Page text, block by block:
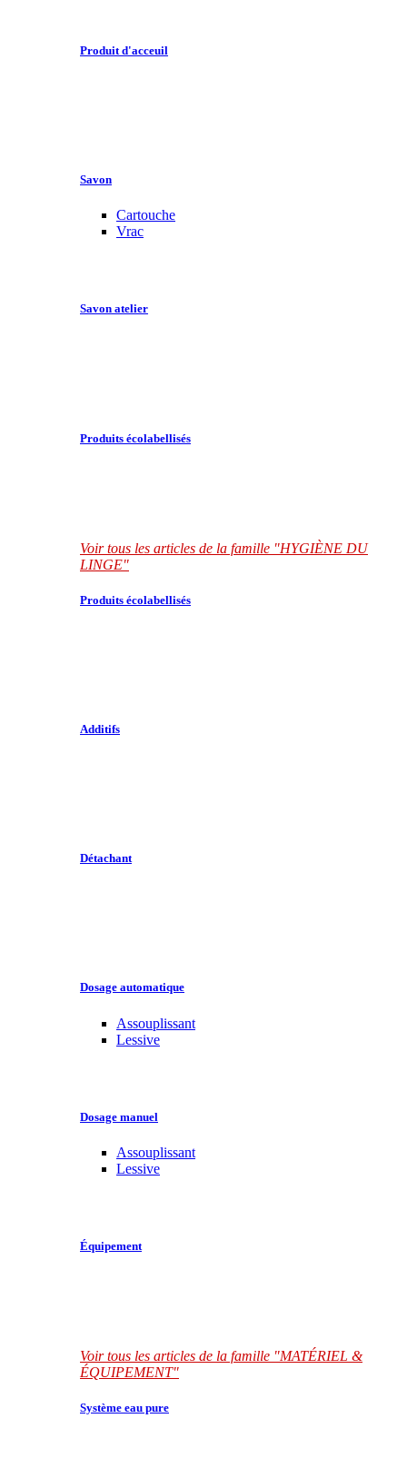
Produit d'acceuil
Savon
Cartouche
Vrac
Savon atelier
Produits écolabellisés
Voir tous les articles de la famille "HYGIÈNE DU
LINGE"
Produits écolabellisés
Additifs
Détachant
Dosage automatique
Assouplissant
Lessive
Dosage manuel
Assouplissant
Lessive
Équipement
Voir tous les articles de la famille "MATÉRIEL &
ÉQUIPEMENT"
Système eau pure